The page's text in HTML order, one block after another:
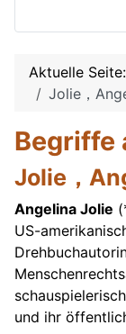
Aktuelle Seite:
Jolie，
Begriffe
Jolie，
Angelina Jolie
US-
und ihr